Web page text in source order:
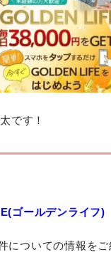
です！
ゴールデンライフ)
についての情報をご